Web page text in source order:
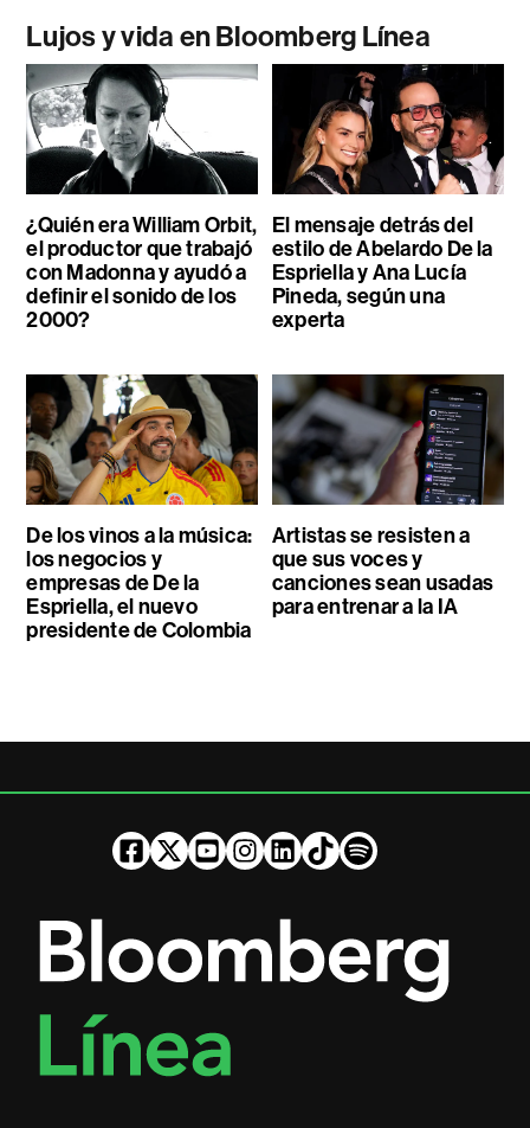
Lujos y vida en Bloomberg Línea
¿Quién era William Orbit,
el productor que trabajó
con Madonna y ayudó a
definir el sonido de los
2000?
El mensaje detrás del
estilo de Abelardo De la
Espriella y Ana Lucía
Pineda, según una
experta
De los vinos a la música:
los negocios y
empresas de De la
Espriella, el nuevo
presidente de Colombia
Artistas se resisten a
que sus voces y
canciones sean usadas
para entrenar a la IA